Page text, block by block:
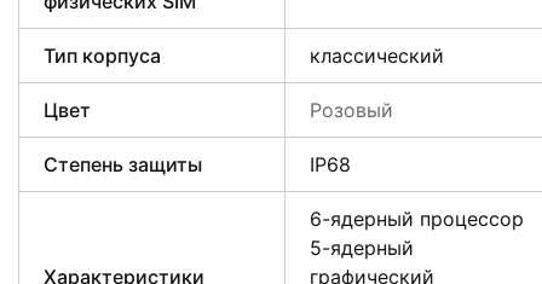
Тип корпуса классический
Цвет Розовый
Степень защиты IP68
Характеристики
6-ядерный процессор
5-ядерный
графический